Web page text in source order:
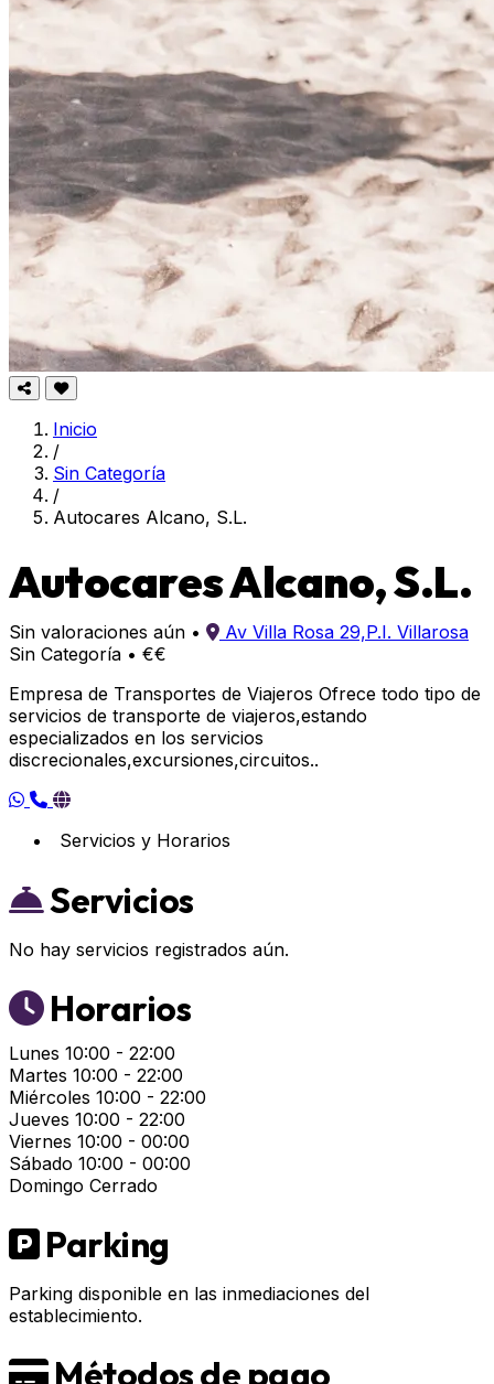
Inicio
/
Sin Categoría
/
Autocares Alcano, S.L.
Autocares Alcano, S.L.
Sin valoraciones aún •
Av Villa Rosa 29,P.I. Villarosa
Sin Categoría • €€
Empresa de Transportes de Viajeros Ofrece todo tipo de
servicios de transporte de viajeros,estando
especializados en los servicios
discrecionales,excursiones,circuitos..
Servicios y Horarios
Servicios
No hay servicios registrados aún.
Horarios
Lunes 10:00 - 22:00
Martes 10:00 - 22:00
Miércoles 10:00 - 22:00
Jueves 10:00 - 22:00
Viernes 10:00 - 00:00
Sábado 10:00 - 00:00
Domingo Cerrado
Parking
Parking disponible en las inmediaciones del
establecimiento.
Métodos de pago